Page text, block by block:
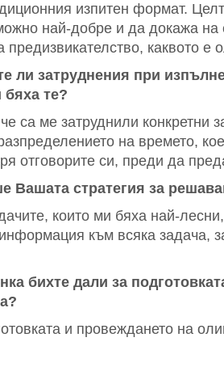
изпитен формат.
най-добре и да докажа на
предизвикателство, каквото е
ли затруднения при
бяха те?
са ме затруднили конкретни
на времето,
отговорите си, преди да
Вашата стратегия за
които ми бяха най-
към всяка задача,
бихте дали за
и провеждането на